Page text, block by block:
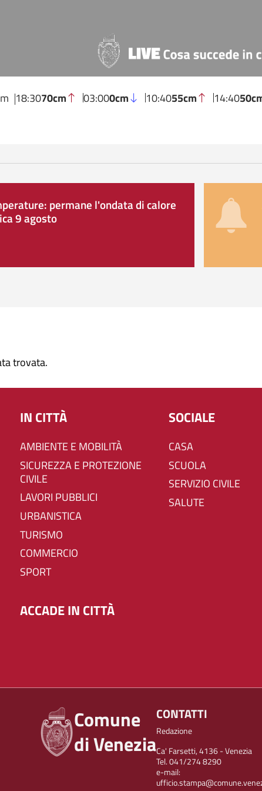
18:3070cm 03:000cm 10:4055cm 14:40
permane l'ondata di calore
9 agosto
trovata.
IN CITTÀ
AMBIENTE E MOBILITÀ
SICUREZZA E PROTEZIONE
CIVILE
LAVORI PUBBLICI
URBANISTICA
TURISMO
COMMERCIO
SPORT
SOCIALE
CASA
SCUOLA
SERVIZIO CIVILE
SALUTE
ACCADE IN CITTÀ
Comune
di Venezia
CONTATTI
Redazione
Ca' Farsetti, 4136 - Venezia
Tel. 041/274 8290
e-mail: